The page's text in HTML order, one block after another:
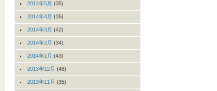
2014年5月 (35)
2014年4月 (35)
2014年3月 (42)
2014年2月 (34)
2014年1月 (43)
2013年12月 (48)
2013年11月 (35)